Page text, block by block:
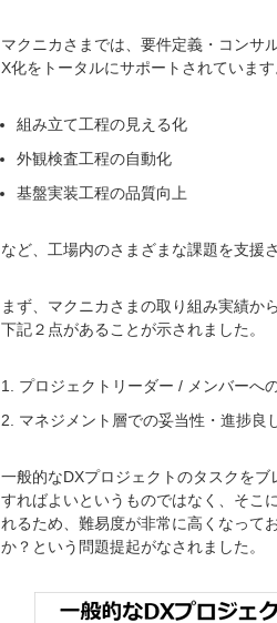
マクニカさまでは、要件定義・コンサ
X化をトータルにサポートされていま
組み立て工程の見える化
外観検査工程の自動化
基盤実装工程の品質向上
など、工場内のさまざまな課題を支援
まず、マクニカさまの取り組み実績か
下記２点があることが示されました。
1. プロジェクトリーダー / メンバーへ
2. マネジメント層での妥当性・進捗良
一般的なDXプロジェクトのタスクを
すればよいというものではなく、そこ
れるため、難易度が非常に高くなって
か？という問題提起がなされました。